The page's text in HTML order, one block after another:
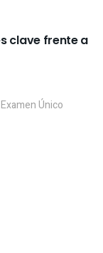
clave frente a